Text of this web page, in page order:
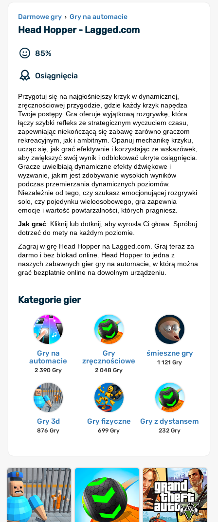
Darmowe gry › Gry na automacie
Head Hopper - Lagged.com
85%
Osiągnięcia
Przygotuj się na najgłośniejszy krzyk w dynamicznej,
zręcznościowej przygodzie, gdzie każdy krzyk napędza
Twoje postępy. Gra oferuje wyjątkową rozgrywkę, która
łączy szybki refleks ze strategicznym wyczuciem czasu,
zapewniając niekończącą się zabawę zarówno graczom
rekreacyjnym, jak i ambitnym. Opanuj mechanikę krzyku,
ucząc się, jak grać efektywnie i korzystając ze wskazówek,
aby zwiększyć swój wynik i odblokować ukryte osiągnięcia.
Gracze uwielbiają dynamiczne efekty dźwiękowe i
wyzwanie, jakim jest zdobywanie wysokich wyników
podczas przemierzania dynamicznych poziomów.
Niezależnie od tego, czy szukasz emocjonującej rozgrywki
solo, czy pojedynku wieloosobowego, gra zapewnia
emocje i wartość powtarzalności, których pragniesz.
Jak grać: Kliknij lub dotknij, aby wyrosła Ci głowa. Spróbuj
dotrzeć do mety na każdym poziomie.
Zagraj w grę Head Hopper na Lagged.com. Graj teraz za
darmo i bez blokad online. Head Hopper to jedna z
naszych zabawnych gier gry na automacie, w którą można
grać bezpłatnie online na dowolnym urządzeniu.
Kategorie gier
Gry na
automacie
2 390 Gry
Gry
zręcznościowe
2 048 Gry
śmieszne gry
1 121 Gry
Gry 3d
876 Gry
Gry fizyczne
699 Gry
Gry z dystansem
232 Gry